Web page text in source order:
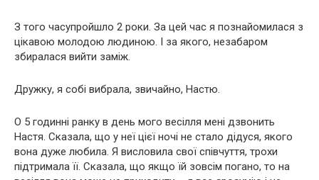
З того часупройшло 2 роки. За цей час я познайомилася з
цікавою молодою людиною. І за якого, незабаром
збиралася вийти заміж.
Дружку, я собі вибрала, звичайно, Настю.
О 5 годинні ранку в день мого весілля мені дзвонить
Настя. Сказала, що у неї цієї ночі не стало дідуся, якого
вона дуже любила. Я висловила свої співчуття, трохи
підтримала її. Сказала, що якщо їй зовсім погано, то на